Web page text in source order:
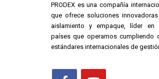
PRODEX es una compañía
que ofrece soluciones
aislamiento y empaque, líder en
países que operamos cumpliendo
estándares internacionales de